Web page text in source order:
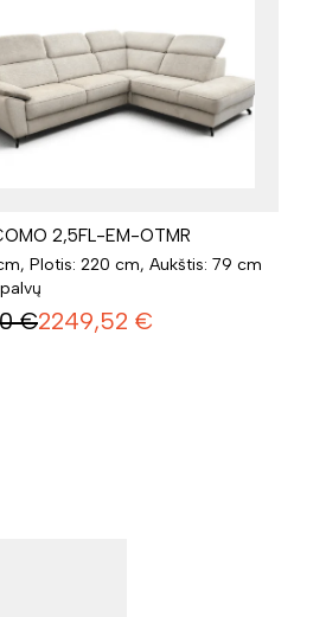
2,5FL-EM-OTMR
Plotis: 220 cm, Aukštis: 79 cm
€2249,52 €